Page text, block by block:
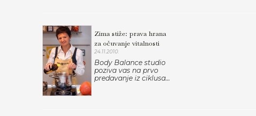
Zima stiže: prava hrana
za očuvanje vitalnosti
24.11.2010.
Body Balance studio
poziva vas na prvo
predavanje iz ciklusa...